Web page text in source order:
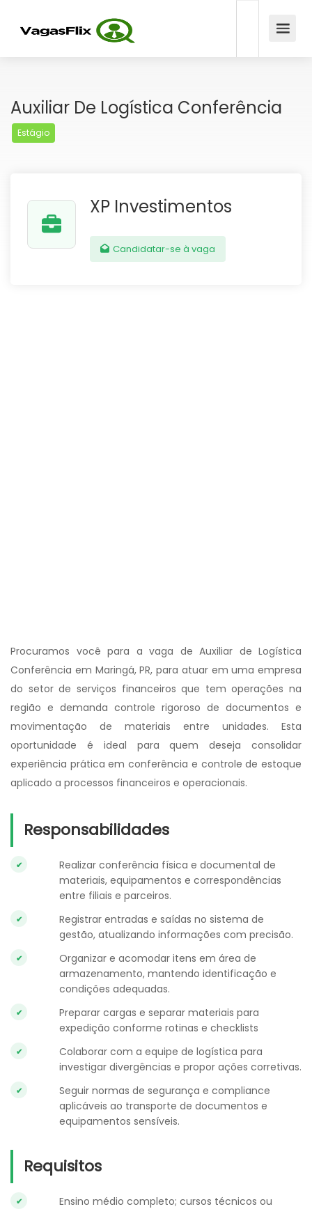
Auxiliar De Logística Conferência
Estágio
XP Investimentos
Candidatar-se à vaga
Procuramos você para a vaga de Auxiliar de Logística
Conferência em Maringá, PR, para atuar em uma empresa
do setor de serviços financeiros que tem operações na
região e demanda controle rigoroso de documentos e
movimentação de materiais entre unidades. Esta
oportunidade é ideal para quem deseja consolidar
experiência prática em conferência e controle de estoque
aplicado a processos financeiros e operacionais.
Responsabilidades
Realizar conferência física e documental de
materiais, equipamentos e correspondências
entre filiais e parceiros.
Registrar entradas e saídas no sistema de
gestão, atualizando informações com precisão.
Organizar e acomodar itens em área de
armazenamento, mantendo identificação e
condições adequadas.
Preparar cargas e separar materiais para
expedição conforme rotinas e checklists
Colaborar com a equipe de logística para
investigar divergências e propor ações corretivas.
Seguir normas de segurança e compliance
aplicáveis ao transporte de documentos e
equipamentos sensíveis.
Requisitos
Ensino médio completo; cursos técnicos ou